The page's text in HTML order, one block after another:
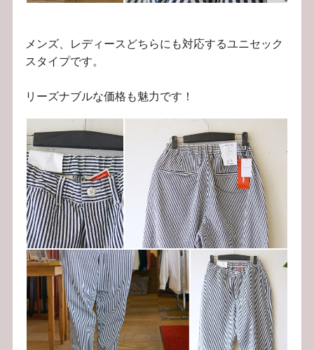
メンズ、レディースどちらにも対応するユニセック
スタイプです。
リーズナブルな価格も魅力です！